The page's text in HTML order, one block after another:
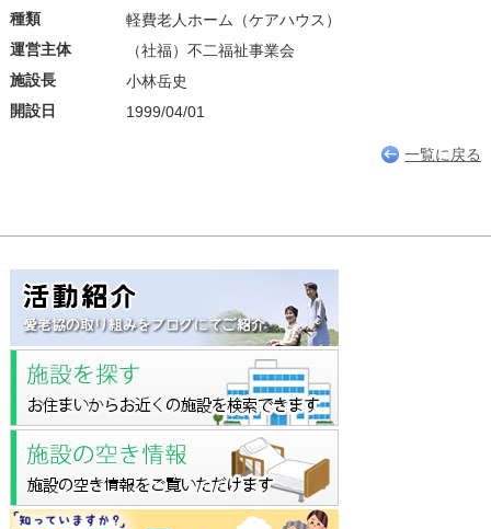
種類
軽費老人ホーム（ケアハウス）
運営主体
（社福）不二福祉事業会
施設長
小林岳史
開設日
1999/04/01
一覧に戻る